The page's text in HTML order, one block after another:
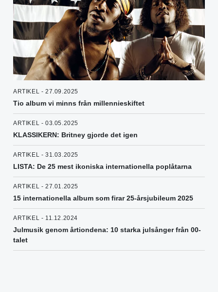
ARTIKEL - 27.09.2025
Tio album vi minns från millennieskiftet
ARTIKEL - 03.05.2025
KLASSIKERN: Britney gjorde det igen
ARTIKEL - 31.03.2025
LISTA: De 25 mest ikoniska internationella poplåtarna
ARTIKEL - 27.01.2025
15 internationella album som firar 25-årsjubileum 2025
ARTIKEL - 11.12.2024
Julmusik genom årtiondena: 10 starka julsånger från 00-
talet